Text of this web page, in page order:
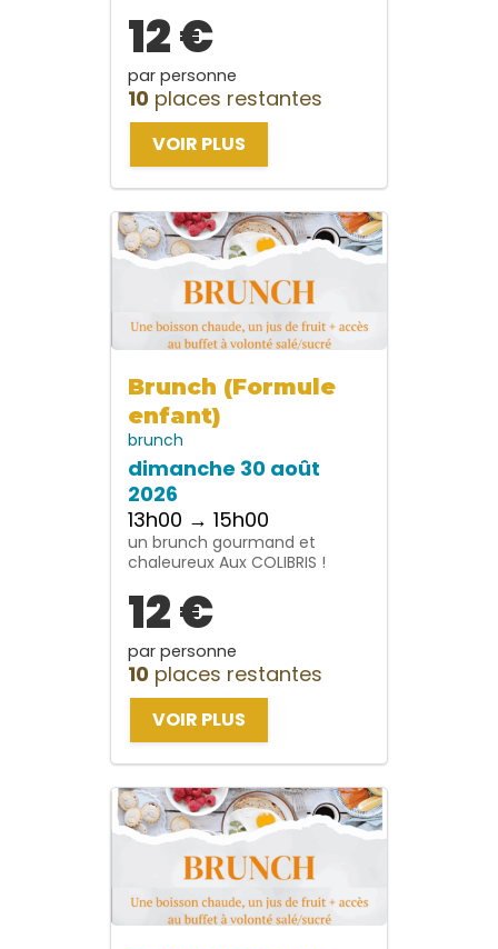
12 €
par personne
10 places restantes
VOIR PLUS
Brunch (Formule
enfant)
brunch
dimanche 30 août
2026
13h00 → 15h00
un brunch gourmand et
chaleureux Aux COLIBRIS !
12 €
par personne
10 places restantes
VOIR PLUS